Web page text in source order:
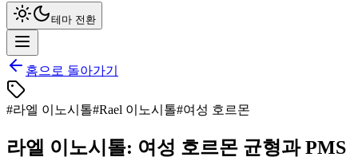
테마 전환
홈으로 돌아가기
#라엘 이노시톨#Rael 이노시톨#여성 호르몬
라엘 이노시톨: 여성 호르몬 균형과 PMS